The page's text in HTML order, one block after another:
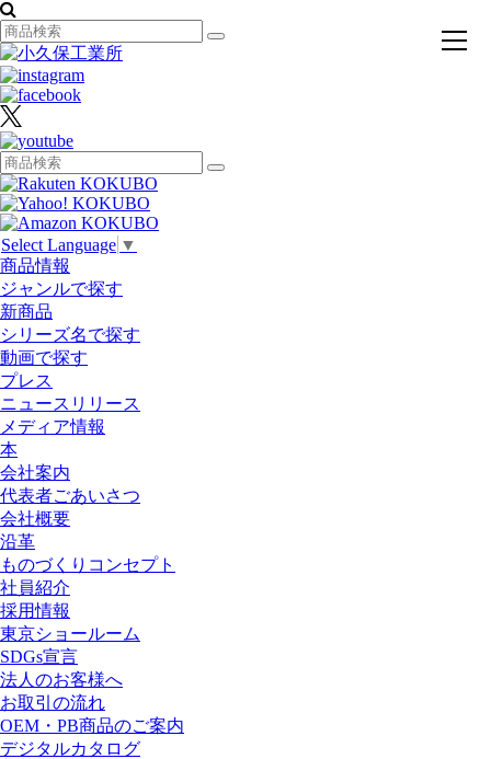
Select Language ▼
商品情報
ジャンルで探す
新商品
シリーズ名で探す
動画で探す
プレス
ニュースリリース
メディア情報
本
会社案内
代表者ごあいさつ
会社概要
沿革
ものづくりコンセプト
社員紹介
採用情報
東京ショールーム
SDGs宣言
法人のお客様へ
お取引の流れ
OEM・PB商品のご案内
デジタルカタログ
toggle